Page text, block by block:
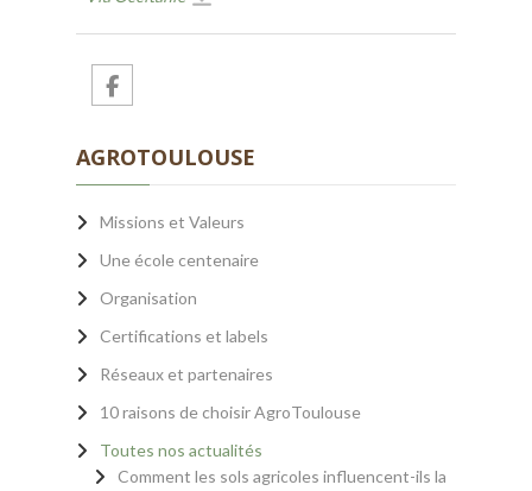
AGROTOULOUSE
Missions et Valeurs
Une école centenaire
Organisation
Certifications et labels
Réseaux et partenaires
10 raisons de choisir AgroToulouse
Toutes nos actualités
Comment les sols agricoles influencent-ils la